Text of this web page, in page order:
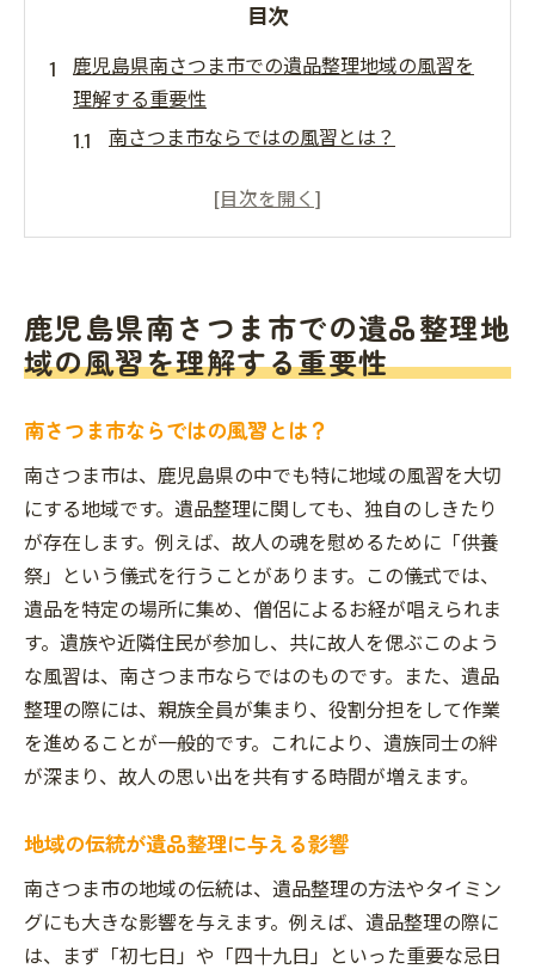
目次
鹿児島県南さつま市での遺品整理地域の風習を
理解する重要性
南さつま市ならではの風習とは？
親族と地域社会の関わり
遺品整理前に知っておくべき地域情報
南さつま市の遺品整理地域の伝統を尊重したプ
地域密着型の遺品整理業者の特徴
プロのサービスが提供する安心感
遺族の負担を軽減する方法
地域の風習を踏まえた遺品整理の進め方
地元の風習に詳しい業者の選び方
故人を偲ぶためのサポートサービス
遺品整理における南さつま市の風習と現代の融
合
伝統と現代のバランスを取る方法
新しい遺品整理のスタイル
伝統を守りながら効率的な遺品整理
現代的な方法を取り入れるメリット
進化する遺品整理のサービス
鹿児島県南さつま市での遺品整理親族と近隣住
鹿児島県南さつま市での遺品整理地
域の風習を理解する重要性
南さつま市ならではの風習とは？
南さつま市は、鹿児島県の中でも特に地域の風習を大切
にする地域です。遺品整理に関しても、独自のしきたり
が存在します。例えば、故人の魂を慰めるために「供養
祭」という儀式を行うことがあります。この儀式では、
遺品を特定の場所に集め、僧侶によるお経が唱えられま
す。遺族や近隣住民が参加し、共に故人を偲ぶこのよう
な風習は、南さつま市ならではのものです。また、遺品
整理の際には、親族全員が集まり、役割分担をして作業
を進めることが一般的です。これにより、遺族同士の絆
が深まり、故人の思い出を共有する時間が増えます。
地域の伝統が遺品整理に与える影響
南さつま市の地域の伝統は、遺品整理の方法やタイミン
グにも大きな影響を与えます。例えば、遺品整理の際に
は、まず「初七日」や「四十九日」といった重要な忌日